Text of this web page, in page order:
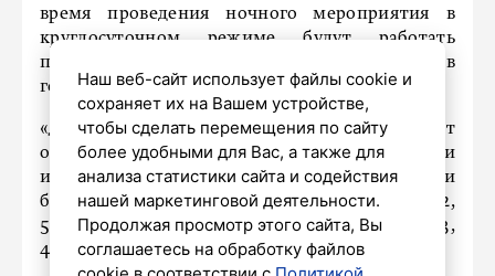
время проведения ночного мероприятия в
круглосуточном режиме будут работать
петербургский метрополитен и 11 маршрутов
городского наземного транспорта.
«Движение поездов метро будет
осуществляться всю ночь с 10-минутными
интервалами. С 30-минутными перерывами
будут ходит 9 автобусов. Это маршруты №8, 12,
56, 77, 80, 93, 106, 114, 142. И троллейбусы №23,
46», – отметили в комитете.
Наш веб-сайт использует файлы cookie и
сохраняет их на Вашем устройстве,
чтобы сделать перемещения по сайту
более удобными для Вас, а также для
анализа статистики сайта и содействия
нашей маркетинговой деятельности.
Продолжая просмотр этого сайта, Вы
соглашаетесь на обработку файлов